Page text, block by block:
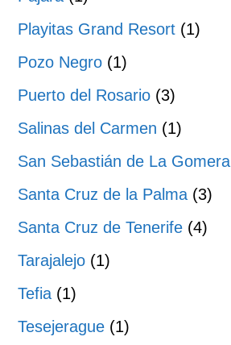
Playitas Grand Resort (1)
Pozo Negro (1)
Puerto del Rosario (3)
Salinas del Carmen (1)
San Sebastián de La Gomera
Santa Cruz de la Palma (3)
Santa Cruz de Tenerife (4)
Tarajalejo (1)
Tefia (1)
Tesejerague (1)